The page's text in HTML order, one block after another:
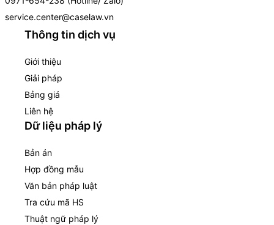
service.center@caselaw.vn
Thông tin dịch vụ
Giới thiệu
Giải pháp
Bảng giá
Liên hệ
Dữ liệu pháp lý
Bản án
Hợp đồng mẫu
Văn bản pháp luật
Tra cứu mã HS
Thuật ngữ pháp lý